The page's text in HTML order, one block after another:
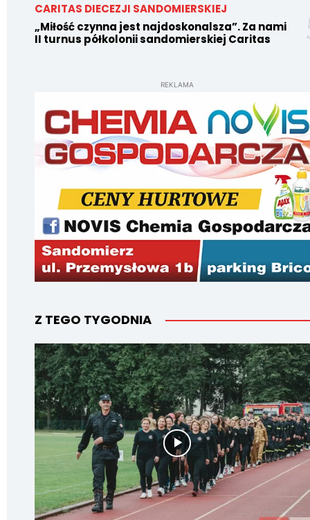
CARITAS DIECEZJI SANDOMIERSKIEJ
„Miłość czynna jest najdoskonalsza”. Za nami
II turnus półkolonii sandomierskiej Caritas
REKLAMA
Z TEGO TYGODNIA